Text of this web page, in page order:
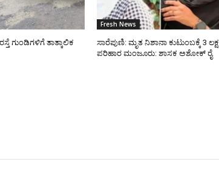
ಗುಂಡಿಗಳಿಗೆ ತಾತ್ಕಾಲಿಕ
Fresh News
ಸಾರೆಪುಣಿ: ಮೃತ ನಿಶಾನಾ ಕುಟುಂಬಕ್ಕೆ 3 ಲಕ್ಷ
ಪರಿಹಾರ ಮಂಜೂರು: ಶಾಸಕ ಅಶೋಕ್ ರೈ